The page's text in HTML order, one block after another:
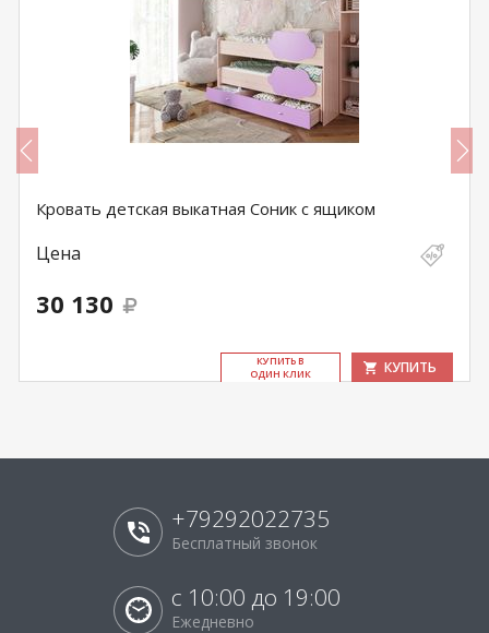
Кровать детская выкатная Соник с ящиком
Цена
30 130
КУ­ПИТЬ В
ОДИН КЛИК
КУПИТЬ
+79292022735
Бесплатный звонок
с 10:00 до 19:00
Ежедневно